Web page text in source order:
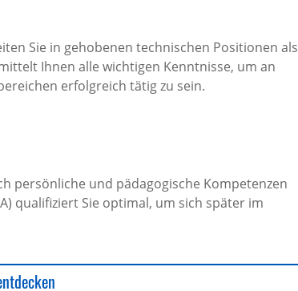
Sie in gehobenen technischen Positionen als
Ihnen alle wichtigen Kenntnisse, um an
erfolgreich tätig zu sein.
persönliche und pädagogische Kompetenzen
qualifiziert Sie optimal, um sich später im